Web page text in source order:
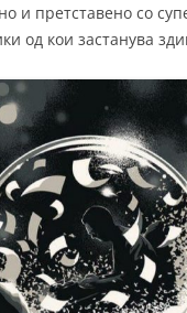
и претставено со
од кои застанува